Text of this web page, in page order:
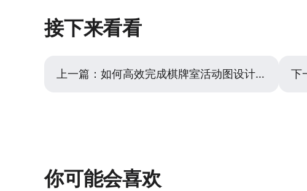
的转化流失。实际测试中，建议同时制作2-3个
接下来看看
上一篇： 如何高效完成棋牌室活动图设计？从思路到落地的实用指南 下
你可能会喜欢